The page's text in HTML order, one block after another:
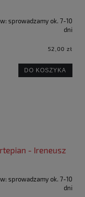
sprowadzamy ok. 7-10
dni
52,00 zł
DO KOSZYKA
- Ireneusz
sprowadzamy ok. 7-10
dni